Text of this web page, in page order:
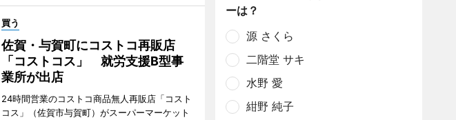
買う
佐賀・与賀町にコストコ再販店
「コストコス」 就労支援B型事
業所が出店
24時間営業のコストコ商品無人再販店「コスト
コス」（佐賀市与賀町）がスーパーマーケット
ーは？
源 さくら
二階堂 サキ
水野 愛
紺野 純子